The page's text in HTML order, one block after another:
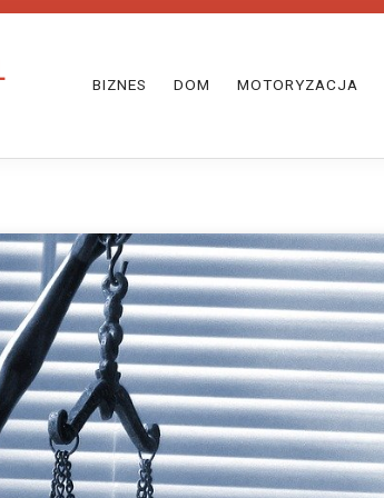
BIZNES DOM MOTORYZACJA